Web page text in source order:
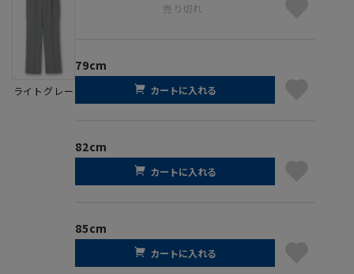
ライトグレー
売り切れ
79cm
カートに入れる
82cm
カートに入れる
85cm
カートに入れる